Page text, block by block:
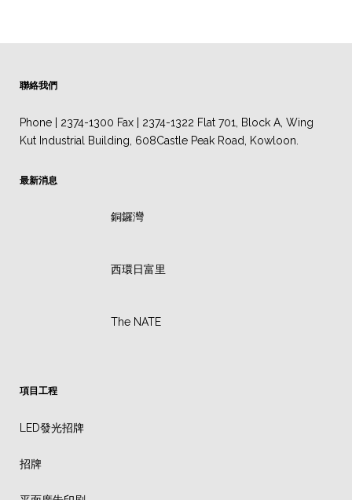
聯絡我們
Phone | 2374-1300 Fax | 2374-1322 Flat 701, Block A, Wing
Kut Industrial Building, 608Castle Peak Road, Kowloon.
最新消息
銅鑼灣
西環日富里
The NATE
項目工程
LED發光招牌
招牌